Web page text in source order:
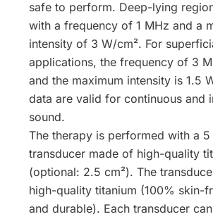
safe to perform. Deep-lying
with a frequency of 1 MHz and a
intensity of 3 W/cm². For
applications, the frequency of 3
and the maximum intensity is 1.5
data are valid for continuous and
sound.
The therapy is performed with a 5
transducer made of high-quality
(optional: 2.5 cm²). The
high-quality titanium (100% skin-
and durable). Each transducer